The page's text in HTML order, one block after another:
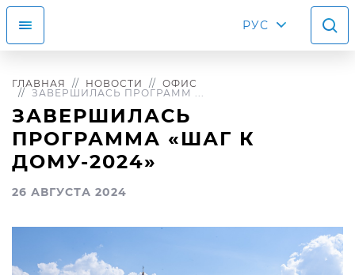
РУС
ГЛАВНАЯ НОВОСТИ
ОФИС
ЗАВЕРШИЛАСЬ ПРОГРАММ ...
ЗАВЕРШИЛАСЬ
ПРОГРАММА «ШАГ К
ДОМУ-2024»
26 АВГУСТА 2024